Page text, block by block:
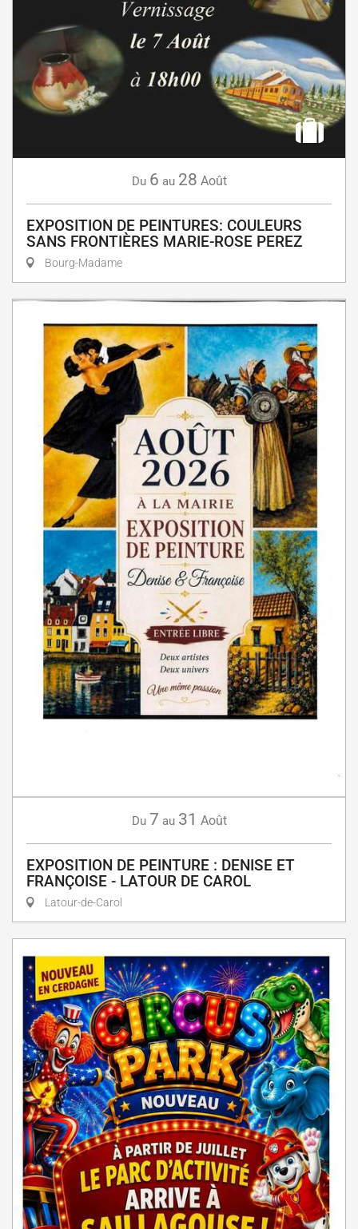
Du 6 au 28 Août
EXPOSITION DE PEINTURES: COULEURS
SANS FRONTIÈRES MARIE-ROSE PEREZ
Bourg-Madame
Du 7 au 31 Août
EXPOSITION DE PEINTURE : DENISE ET
FRANÇOISE - LATOUR DE CAROL
Latour-de-Carol